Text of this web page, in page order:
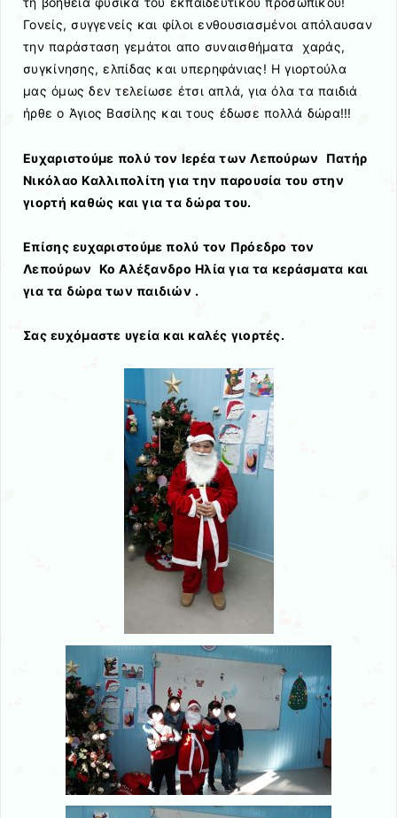
Γονείς, συγγενείς και φίλοι ενθουσιασμένοι απόλαυσαν
την παράσταση γεμάτοι απο συναισθήματα χαράς,
συγκίνησης, ελπίδας και υπερηφάνιας! Η γιορτούλα
μας όμως δεν τελείωσε έτσι απλά, για όλα τα παιδιά
ήρθε ο Άγιος Βασίλης και τους έδωσε πολλά δώρα!!!
Ευχαριστούμε πολύ τον Ιερέα των Λεπούρων Πατήρ
Νικόλαο Καλλιπολίτη για την παρουσία του στην
γιορτή καθώς και για τα δώρα του.
Επίσης ευχαριστούμε πολύ τον Πρόεδρο τον
Λεπούρων Κο Αλέξανδρο Ηλία για τα κεράσματα και
για τα δώρα των παιδιών .
Σας ευχόμαστε υγεία και καλές γιορτές.